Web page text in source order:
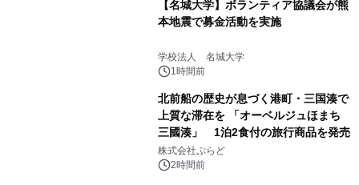
【名城大学】ボランティア協議会が熊
本地震で募金活動を実施
学校法人 名城大学
1時間前
北前船の歴史が息づく港町・三国湊で
上質な滞在を 「オーベルジュほまち
三國湊」 1泊2食付の旅行商品を発売
株式会社ぷらど
2時間前